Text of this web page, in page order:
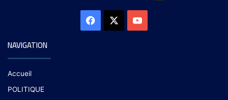
NAVIGATION
Accueil
POLITIQUE